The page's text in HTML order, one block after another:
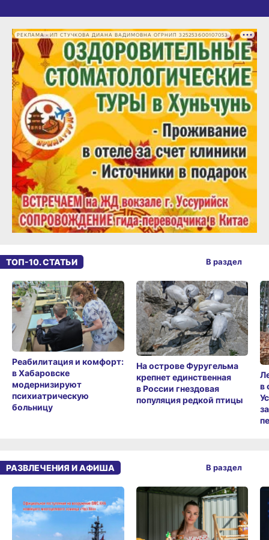
РЕКЛАМА • ИП СТУЧКОВА ДИАНА ВАДИМОВНА ОГРНИП 325253600107053
ТОП-10. СТАТЬИ
Реабилитация и комфорт:
в Хабаровске
модернизируют
психиатрическую
больницу
На острове Фуругельма
крепнет единственная
в России гнездовая
популяция редкой птицы
в
В раздел
РАЗВЛЕЧЕНИЯ И АФИША В раздел